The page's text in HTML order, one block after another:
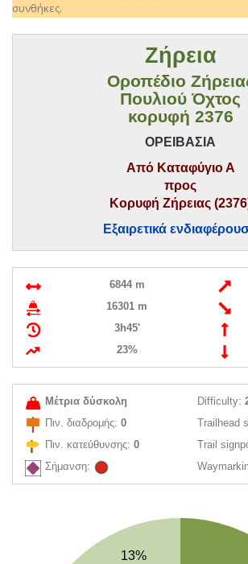
συνθήκες.
Ζήρεια
Οροπέδιο
Πουλιού Όχτος
κορυφή 2376
ΟΡΕΙΒΑΣΙΑ
Από Καταφύγιο Α
προς
Κορυφή Ζήρειας
Εξαιρετικά
6844 m
16301 m
3h45'
23%
Μέτρια δύσκολη Difficulty:
Πιν. διαδρομής: 0 Trailhead
Πιν. κατεύθυνσης: 0 Trail
Σήμανση:
13%